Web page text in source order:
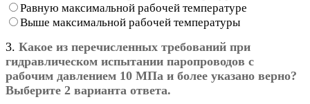
Равную максимальной рабочей температуре
Выше максимальной рабочей температуры
3. Какое из перечисленных требований при
гидравлическом испытании паропроводов с
рабочим давлением 10 МПа и более указано верно?
Выберите 2 варианта ответа.